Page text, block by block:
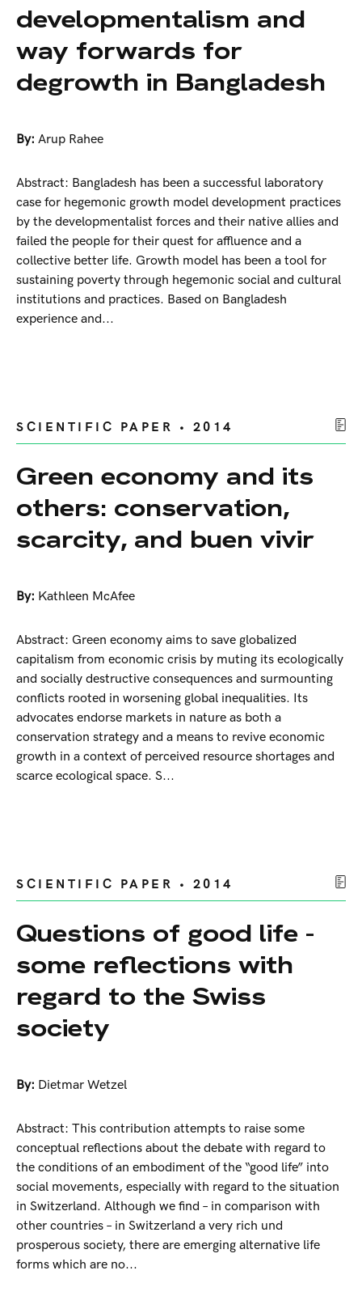
developmentalism and
way forwards for
degrowth in Bangladesh
By: Arup Rahee
Abstract: Bangladesh has been a successful laboratory
case for hegemonic growth model development practices
by the developmentalist forces and their native allies and
failed the people for their quest for affluence and a
collective better life. Growth model has been a tool for
sustaining poverty through hegemonic social and cultural
institutions and practices. Based on Bangladesh
experience and...
SCIENTIFIC PAPER • 2014
Green economy and its
others: conservation,
scarcity, and buen vivir
By: Kathleen McAfee
Abstract: Green economy aims to save globalized
capitalism from economic crisis by muting its ecologically
and socially destructive consequences and surmounting
conflicts rooted in worsening global inequalities. Its
advocates endorse markets in nature as both a
conservation strategy and a means to revive economic
growth in a context of perceived resource shortages and
scarce ecological space. S...
SCIENTIFIC PAPER • 2014
Questions of good life -
some reflections with
regard to the Swiss
society
By: Dietmar Wetzel
Abstract: This contribution attempts to raise some
conceptual reflections about the debate with regard to
the conditions of an embodiment of the “good life” into
social movements, especially with regard to the situation
in Switzerland. Although we find – in comparison with
other countries – in Switzerland a very rich und
prosperous society, there are emerging alternative life
forms which are no...